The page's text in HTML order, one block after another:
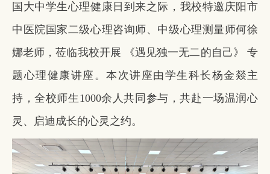
国大中学生心理健康日到来之际，我校特邀庆阳市
中医院国家二级心理咨询师、中级心理测量师何徐
娜老师，莅临我校开展 《遇见独一无二的自己》 专
题心理健康讲座。本次讲座由学生科长杨金燚主
持，全校师生1000余人共同参与，共赴一场温润心
灵、启迪成长的心灵之约。